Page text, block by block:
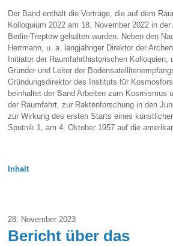
Der Band enthält die Vorträge, die auf dem
Kolloquium 2022 am 18. November 2022 in
Berlin-Treptow gehalten wurden. Neben den
Herrmann, u. a. langjähriger Direktor der
Initiator der Raumfahrthistorischen Kolloquien,
Gründer und Leiter der
Gründungsdirektor des Instituts für
beinhaltet der Band Arbeiten zum Kosmismus
der Raumfahrt, zur Raktenforschung in den
zur Wirkung des ersten Starts eines
Sputnik 1, am 4. Oktober 1957 auf die
Inhalt
28. November 2023
Bericht über das